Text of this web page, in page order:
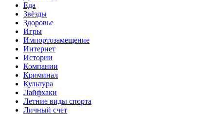
Еда
Звёзды
Здоровье
Игры
Импортозамещение
Интернет
Истории
Компании
Криминал
Культура
Лайфхаки
Летние виды спорта
Личный счет